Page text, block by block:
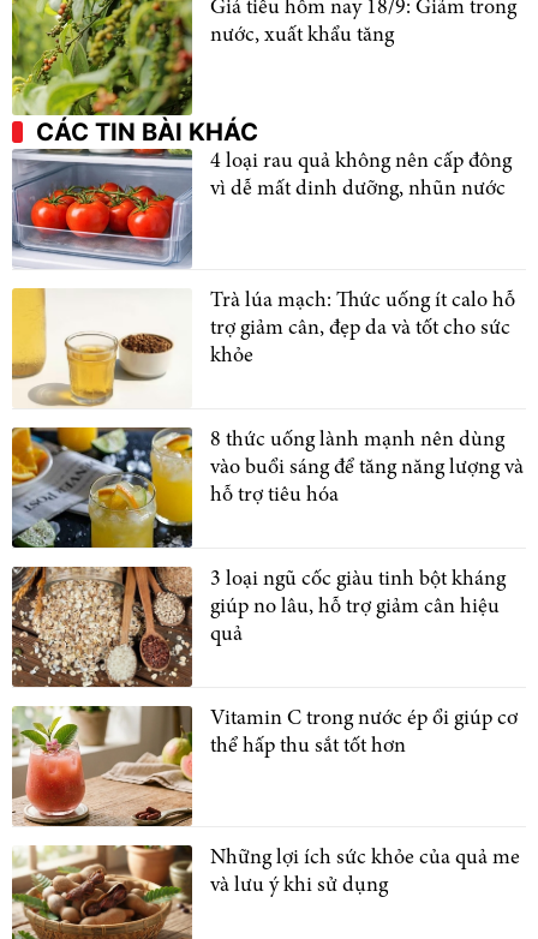
Giá tiêu hôm nay 18/9: Giảm trong
nước, xuất khẩu tăng
CÁC TIN BÀI KHÁC
4 loại rau quả không nên cấp đông
vì dễ mất dinh dưỡng, nhũn nước
Trà lúa mạch: Thức uống ít calo hỗ
trợ giảm cân, đẹp da và tốt cho sức
khỏe
8 thức uống lành mạnh nên dùng
vào buổi sáng để tăng năng lượng và
hỗ trợ tiêu hóa
3 loại ngũ cốc giàu tinh bột kháng
giúp no lâu, hỗ trợ giảm cân hiệu
quả
Vitamin C trong nước ép ổi giúp cơ
thể hấp thu sắt tốt hơn
Những lợi ích sức khỏe của quả me
và lưu ý khi sử dụng